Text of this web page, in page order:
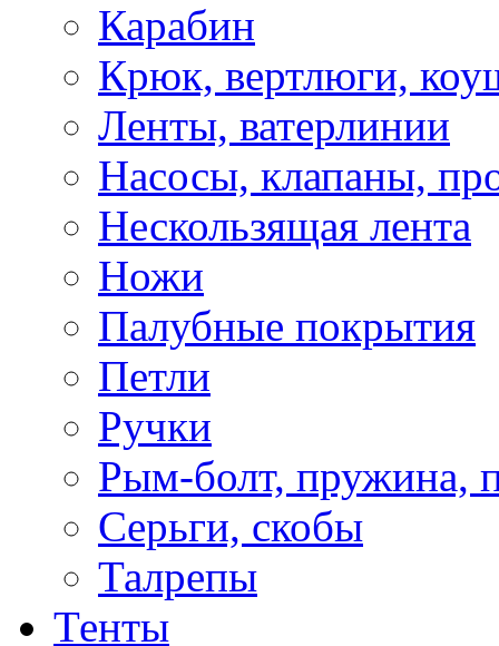
Карабин
Крюк, вертлюги,
Ленты, ватерлинии
Насосы, клапаны,
Нескользящая лента
Ножи
Палубные покрытия
Петли
Ручки
Рым-болт, пружина,
Серьги, скобы
Талрепы
Тенты